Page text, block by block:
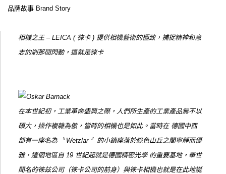
品牌故事 Brand Story
相機之王 – LEICA ( 徠卡 ) 提供相機藝術的極致，捕捉精神和意
志的剎那間閃動，這就是徠卡
在本世紀初，工業革命盛興之際，人們所生產的工業產品無不以
碩大，操作複雜為傲，當時的相機也是如此。當時在 德國中西
部有一座名為〝 Wetzlar 〞的小鎮座落於綠色山丘之間寧靜而優
雅，這個地區自 19 世紀起就是德國精密光學 的重要基地，舉世
聞名的徠茲公司（徠卡公司的前身）與徠卡相機也就是在此地誕